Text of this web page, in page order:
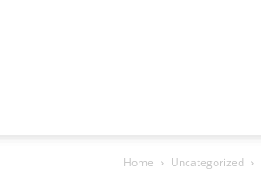
Home Uncategorized